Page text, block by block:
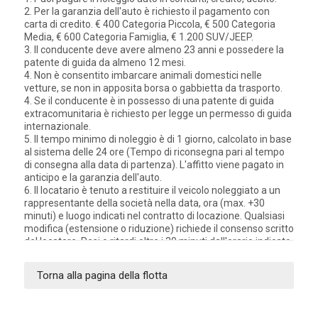
2. Per la garanzia dell'auto è richiesto il pagamento con
carta di credito. € 400 Categoria Piccola, € 500 Categoria
Media, € 600 Categoria Famiglia, € 1.200 SUV/JEEP.
3. Il conducente deve avere almeno 23 anni e possedere la
patente di guida da almeno 12 mesi.
4. Non è consentito imbarcare animali domestici nelle
vetture, se non in apposita borsa o gabbietta da trasporto.
4. Se il conducente è in possesso di una patente di guida
extracomunitaria è richiesto per legge un permesso di guida
internazionale.
5. Il tempo minimo di noleggio è di 1 giorno, calcolato in base
al sistema delle 24 ore (Tempo di riconsegna pari al tempo
di consegna alla data di partenza). L'affitto viene pagato in
anticipo e la garanzia dell'auto.
6. Il locatario è tenuto a restituire il veicolo noleggiato a un
rappresentante della società nella data, ora (max. +30
minuti) e luogo indicati nel contratto di locazione. Qualsiasi
modifica (estensione o riduzione) richiede il consenso scritto
del locatore. Resi o ritardi oltre i 30 minuti dall'orario indicato
carburante alla riconsegna dovrà essere pari a quella alla
Torna alla pagina della flotta